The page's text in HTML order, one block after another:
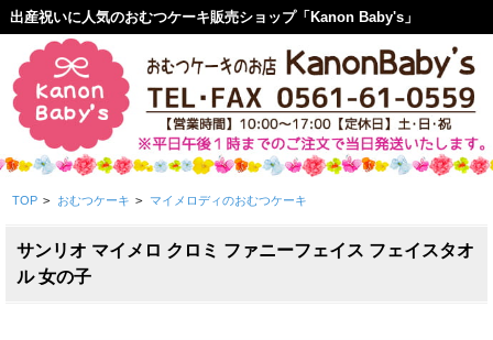
出産祝いに人気のおむつケーキ販売ショップ「Kanon Baby's」
TOP > おむつケーキ > マイメロディのおむつケーキ
サンリオ マイメロ クロミ ファニーフェイス フェイスタオ
ル 女の子